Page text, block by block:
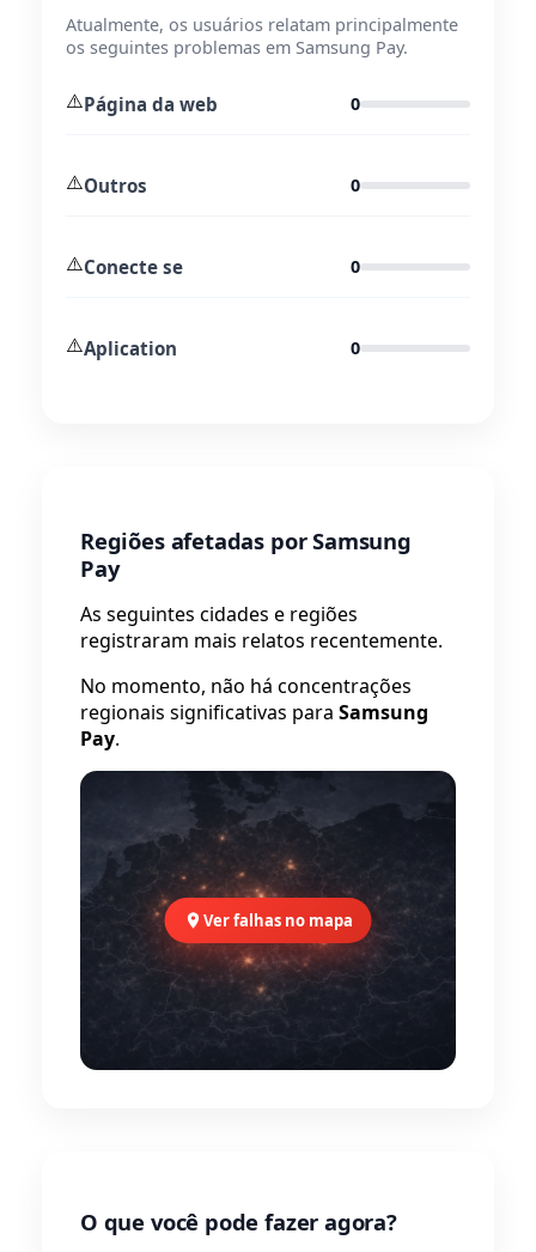
Atualmente, os usuários relatam principalmente
os seguintes problemas em Samsung Pay.
⚠️Página da web 0
⚠️Outros 0
⚠️Conecte se 0
⚠️Aplication 0
Regiões afetadas por Samsung
Pay
As seguintes cidades e regiões
registraram mais relatos recentemente.
No momento, não há concentrações
regionais significativas para Samsung
Pay.
Ver falhas no mapa
O que você pode fazer agora?